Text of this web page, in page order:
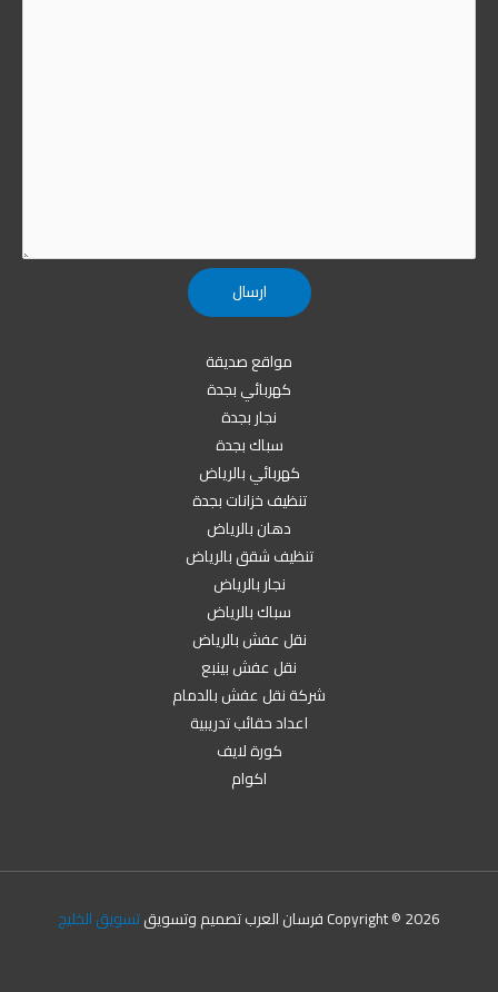
مواقع صديقة
كهربائي بجدة
نجار بجدة
سباك بجدة
كهربائي بالرياض
تنظيف خزانات بجدة
دهان بالرياض
تنظيف شقق بالرياض
نجار بالرياض
سباك بالرياض
نقل عفش بالرياض
نقل عفش بينبع
شركة نقل عفش بالدمام
اعداد حقائب تدريبية
كورة لايف
اكوام
Copyright © 2026 فرسان العرب تصميم وتسويق تسويق الخليج